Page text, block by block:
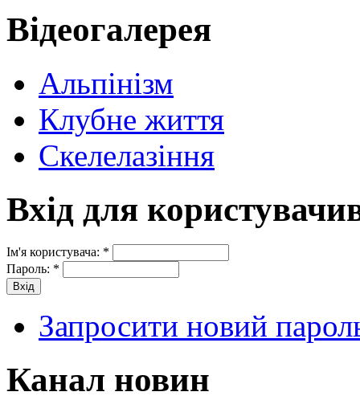
Відеогалерея
Альпінізм
Клубне життя
Скелелазіння
Вхід для
Ім'я користувача: *
Пароль: *
Запросити новий
Канал новин